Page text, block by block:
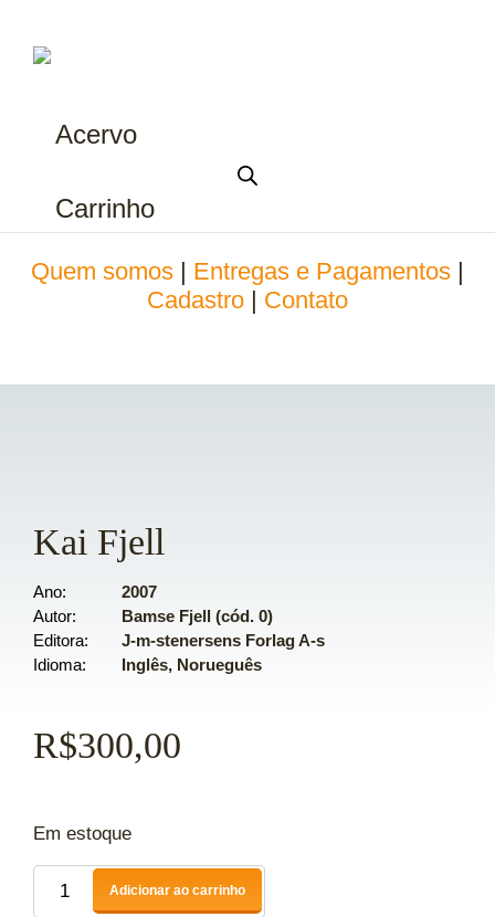
Acervo
Carrinho
Quem somos Entregas e Pagamentos
Cadastro
Contato
Kai Fjell
Ano
2007
Autor
Bamse Fjell (cód. 0)
Editora
J-m-stenersens Forlag A-s
Idioma
Inglês, Norueguês
R$300,00
Em estoque
Adicionar ao carrinho